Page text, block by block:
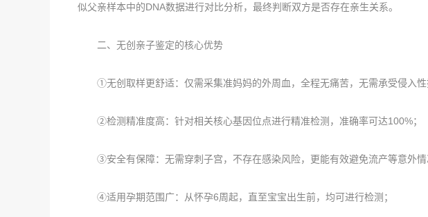
似父亲样本中的DNA数据进行对比分析，最终判断双方是否存在亲生关系。
二、无创亲子鉴定的核心优势
①无创取样更舒适：仅需采集准妈妈的外周血，全程无痛苦，无需承受侵入性
②检测精准度高：针对相关核心基因位点进行精准检测，准确率可达100%；
③安全有保障：无需穿刺子宫，不存在感染风险，更能有效避免流产等意外情
④适用孕期范围广：从怀孕6周起，直至宝宝出生前，均可进行检测；